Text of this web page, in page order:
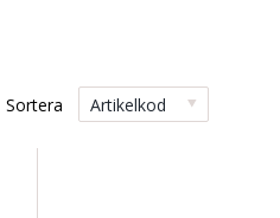
Sortera Artikelkod